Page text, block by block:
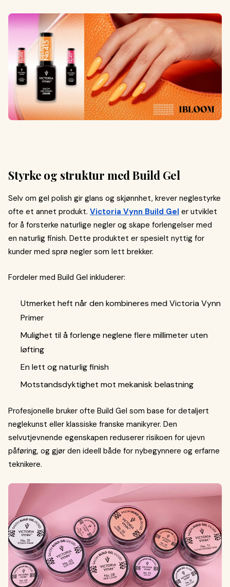
Styrke og struktur med Build Gel
Selv om gel polish gir glans og skjønnhet, krever neglestyrke
ofte et annet produkt. Victoria Vynn Build Gel er utviklet
for å forsterke naturlige negler og skape forlengelser med
en naturlig finish. Dette produktet er spesielt nyttig for
kunder med sprø negler som lett brekker.
Fordeler med Build Gel inkluderer:
Utmerket heft når den kombineres med Victoria Vynn
Primer
Mulighet til å forlenge neglene flere millimeter uten
løfting
En lett og naturlig finish
Motstandsdyktighet mot mekanisk belastning
Profesjonelle bruker ofte Build Gel som base for detaljert
neglekunst eller klassiske franske manikyrer. Den
selvutjevnende egenskapen reduserer risikoen for ujevn
påføring, og gjør den ideell både for nybegynnere og erfarne
teknikere.